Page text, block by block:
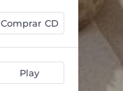
Segadora, segadora (feat. Carmen París) 04:12
Rondadores (feat. Carles Dénia) 03:59
Comprar CD
Play